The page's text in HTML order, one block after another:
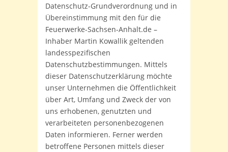
Datenschutz-Grundverordnung und in
Übereinstimmung mit den für die
Feuerwerke-Sachsen-Anhalt.de –
Inhaber Martin Kowallik geltenden
landesspezifischen
Datenschutzbestimmungen. Mittels
dieser Datenschutzerklärung möchte
unser Unternehmen die Öffentlichkeit
über Art, Umfang und Zweck der von
uns erhobenen, genutzten und
verarbeiteten personenbezogenen
Daten informieren. Ferner werden
betroffene Personen mittels dieser